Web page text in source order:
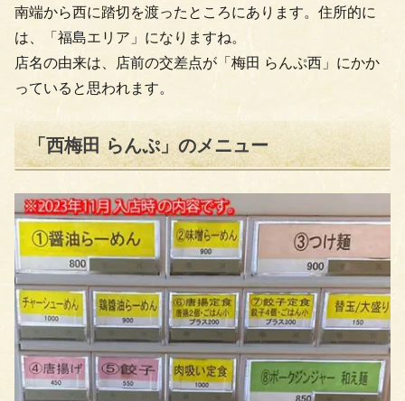
南端から西に踏切を渡ったところにあります。住所的に
は、「福島エリア」になりますね。
店名の由来は、店前の交差点が「梅田 らんぷ西」にかか
っていると思われます。
「西梅田 らんぷ」のメニュー